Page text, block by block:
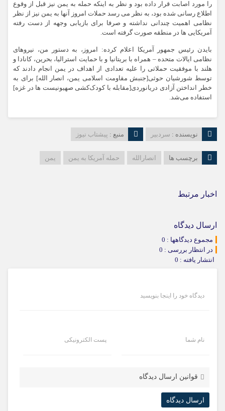
را مورد اصابت قرار داده بود و نظر به اینکه حمله به یمن نیز قبل از وقوع
اطلاع رسانی شده بود، به نظر می رسد حملات امروز آنها به یمن نیز از نظر
نظامی اهمیت چندانی نداشته و صرفا برای بازیابی وجهه از دست رفته
آمریکایی ها در منطقه صورت گرفته است.
بایدن رئیس جمهور آمریکا اعلام کرده: امروز، به دستور من، نیروهای
نظامی ایالات متحده – همراه با بریتانیا و با حمایت استرالیا، بحرین، کانادا و
هلند با موفقیت حملاتی را علیه تعدادی از اهداف در یمن انجام دادند که
توسط شورشیان حوثی[جنبش مقاومت اسلامی یمن، انصار الله] برای به
خطر انداختن آزادی دریانوردی[مقابله با کودک‌کشی صهیونیست ها در غزه]
استفاده می‌شد.
نویسنده : سردبیر منبع : پیشتاب نیوز
برچسب ها انصارالله حمله آمریکا به یمن یمن
اخبار مرتبط
ارسال دیدگاه
مجموع دیدگاهها : 0
در انتظار بررسی : 0
انتشار یافته : 0
دیدگاه خود را اینجا بنویسید
نام شما پست الکترونیکی
قوانین ارسال دیدگاه